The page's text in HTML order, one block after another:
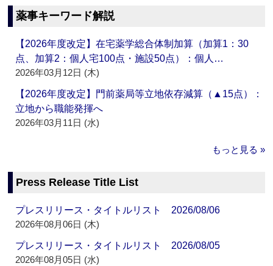
薬事キーワード解説
【2026年度改定】在宅薬学総合体制加算（加算1：30
点、加算2：個人宅100点・施設50点）：個人…
2026年03月12日 (木)
【2026年度改定】門前薬局等立地依存減算（▲15点）：
立地から職能発揮へ
2026年03月11日 (水)
もっと見る »
Press Release Title List
プレスリリース・タイトルリスト 2026/08/06
2026年08月06日 (木)
プレスリリース・タイトルリスト 2026/08/05
2026年08月05日 (水)